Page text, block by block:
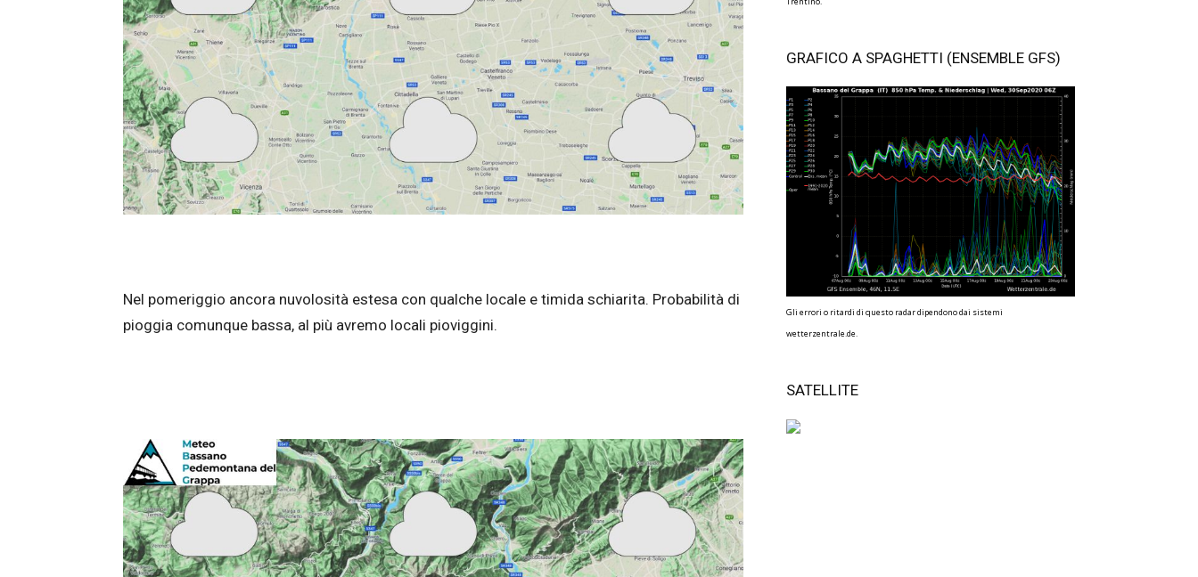
Nel pomeriggio ancora nuvolosità estesa con qualche locale e timida schiarita. Probabilità di
pioggia comunque bassa, al più avremo locali pioviggini.
GRAFICO A SPAGHETTI (ENSEMBLE GFS)
Gli errori o ritardi di questo radar dipendono dai sistemi
wetterzentrale.de.
SATELLITE